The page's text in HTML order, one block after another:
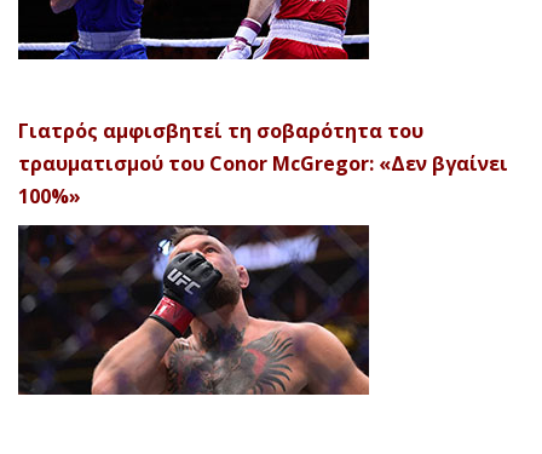
Γιατρός αμφισβητεί τη σοβαρότητα του
τραυματισμού του Conor McGregor: «Δεν βγαίνει
100%»